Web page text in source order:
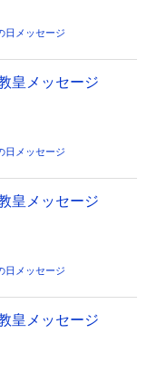
日メッセージ
皇メッセージ
日メッセージ
皇メッセージ
日メッセージ
皇メッセージ